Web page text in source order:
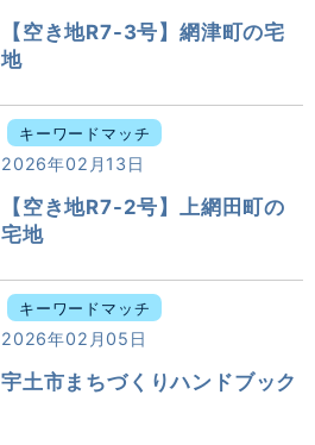
【空き地R7-3号】網津町の宅
地
キーワードマッチ
2026年02月13日
【空き地R7-2号】上網田町の
宅地
キーワードマッチ
2026年02月05日
宇土市まちづくりハンドブック